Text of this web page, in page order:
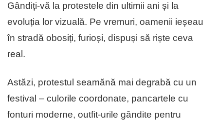
Gândiți-vă la protestele din ultimii ani și la
evoluția lor vizuală. Pe vremuri, oamenii ieșeau
în stradă obosiți, furioși, dispuși să riște ceva
real.
Astăzi, protestul seamănă mai degrabă cu un
festival – culorile coordonate, pancartele cu
fonturi moderne, outfit-urile gândite pentru